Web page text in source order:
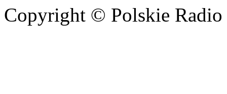
Copyright © Polskie